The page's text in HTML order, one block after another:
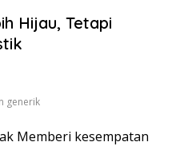
Hijau, Tetapi
generik
Memberi kesempatan